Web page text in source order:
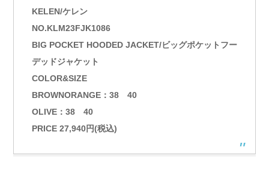
KELEN/ケレン
NO.KLM23FJK1086
BIG POCKET HOODED JACKET/ビッグポケットフー
デッドジャケット
COLOR&SIZE
BROWNORANGE：38 40
OLIVE：38 40
PRICE 27,940円(税込)